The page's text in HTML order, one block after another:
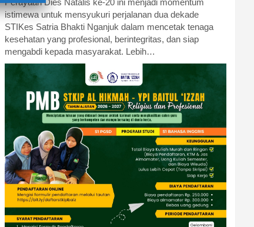
Perayaan Dies Natalis ke-20 ini menjadi momentum
istimewa untuk mensyukuri perjalanan dua dekade
STIKes Satria Bhakti Nganjuk dalam mencetak tenaga
kesehatan yang profesional, berintegritas, dan siap
mengabdi kepada masyarakat. Lebih…